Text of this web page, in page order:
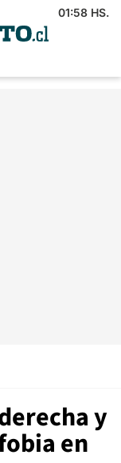
01:58 HS.
y
en